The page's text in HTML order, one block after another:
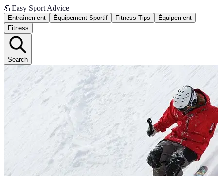
💪Easy Sport Advice
Entraînement Équipement Sportif Fitness Tips
Équipement
Fitness
Search